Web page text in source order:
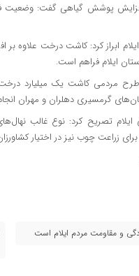
افزایش پوشش گیاهی گفت:
ایلام ابراز کرد: کاشت درخت
ایلام فراهم است.
گرمسیری دهلران و مهران
ایلام تصریح کرد: نوع غالب
زراعت چوب نیز در اختیار
و مقاومت مردم ایلام است